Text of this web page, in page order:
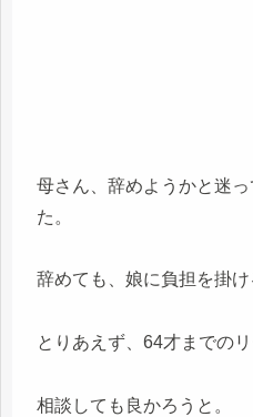
母さん、辞めようかと迷
た。
辞めても、娘に負担を掛け
とりあえず、64才までのリ
相談しても良かろうと。